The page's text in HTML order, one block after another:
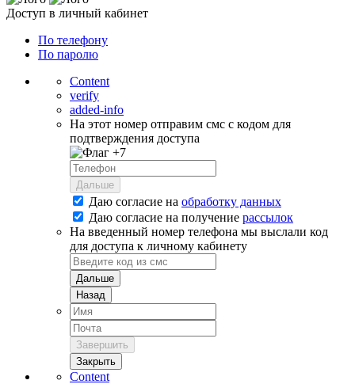
Доступ в личный кабинет
По телефону
По паролю
Content
verify
added-info
На этот номер отправим смс с кодом для
подтверждения доступа
+7
Дальше
Даю согласие на обработку данных
Даю согласие на получение рассылок
На введенный номер телефона мы выслали код
для доступа к личному кабинету
Дальше
Назад
Завершить
Закрыть
Content